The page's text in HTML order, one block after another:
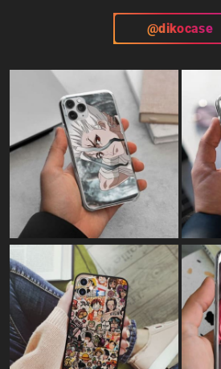
@dikocase